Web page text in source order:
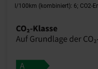
l/100km (kombiniert): 6; CO2-